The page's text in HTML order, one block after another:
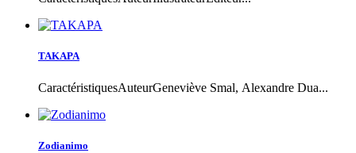
TAKAPA
CaractéristiquesAuteurGeneviève Smal, Alexandre Dua...
Zodianimo